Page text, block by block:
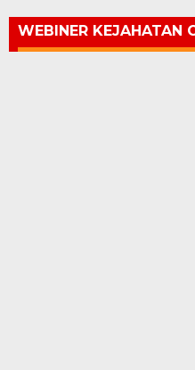
WEBINER KEJAHATAN